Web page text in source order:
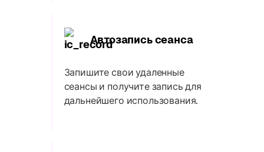
Автозапись сеанса
Запишите свои удаленные
сеансы и получите запись для
дальнейшего использования.